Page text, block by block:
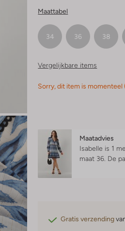
Maattabel
34 36 38
Vergelijkbare items
Sorry, dit item is momenteel
Maatadvies
Isabelle is 1
maat 36. De
Gratis verzending